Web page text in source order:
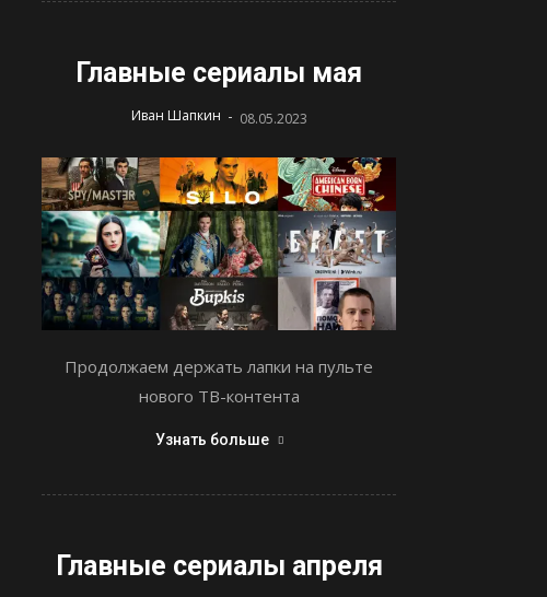
Главные сериалы мая
Иван Шапкин - 08.05.2023
Продолжаем держать лапки на пульте
нового ТВ-контента
Узнать больше
Главные сериалы апреля